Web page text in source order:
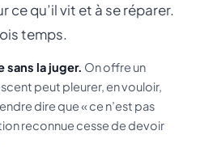
ce qu’il vit et à se réparer.
temps.
sans la juger. On offre un
peut pleurer, en vouloir,
dire que « ce n’est pas
reconnue cesse de devoir